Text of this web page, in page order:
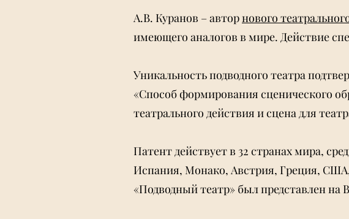
А.В. Куранов – авторнового
имеющего аналогов в мире. Действие
Уникальность подводного театра
«Способ формирования сценического
театрального действия и сцена для
Патент действует в 32 странах мира,
Испания, Монако, Австрия, Греция,
«Подводный театр» был представлен